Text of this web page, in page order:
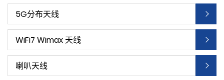
5G分布天线
WiFi7 Wimax 天线
喇叭天线